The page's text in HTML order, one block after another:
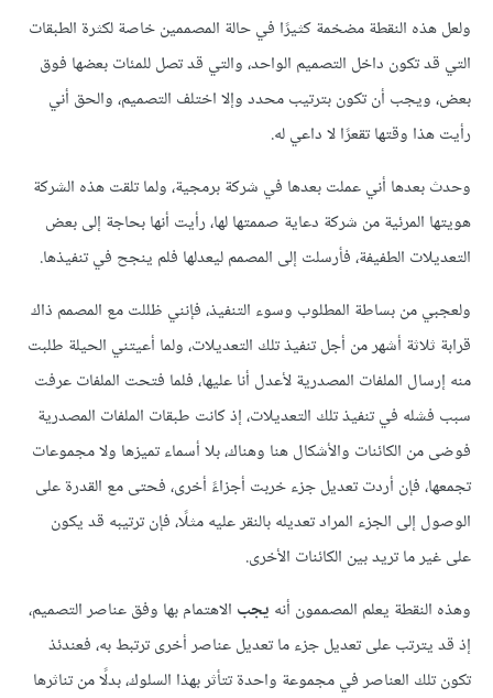
ولعل هذه النقطة مضخمة كثيرًا في حالة المصممين خاصة لكثرة الطبقات
التي قد تكون داخل التصميم الواحد، والتي قد تصل للمئات بعضها فوق
بعض، ويجب أن تكون بترتيب محدد وإلا اختلف التصميم، والحق أني
رأيت هذا وقتها تقعرًا لا داعي له.
وحدث بعدها أني عملت بعدها في شركة برمجية، ولما تلقت هذه الشركة
هويتها المرئية من شركة دعاية صممتها لها، رأيت أنها بحاجة إلى بعض
التعديلات الطفيفة، فأرسلت إلى المصمم ليعدلها فلم ينجح في تنفيذها.
ولعجبي من بساطة المطلوب وسوء التنفيذ، فإنني ظللت مع المصمم ذاك
قرابة ثلاثة أشهر من أجل تنفيذ تلك التعديلات، ولما أعيتني الحيلة طلبت
منه إرسال الملفات المصدرية لأعدل أنا عليها، فلما فتحت الملفات عرفت
سبب فشله في تنفيذ تلك التعديلات، إذ كانت طبقات الملفات المصدرية
فوضى من الكائنات والأشكال هنا وهناك، بلا أسماء تميزها ولا مجموعات
تجمعها، فإن أردت تعديل جزء خربت أجزاءً أخرى، فحتى مع القدرة على
الوصول إلى الجزء المراد تعديله بالنقر عليه مثلًا، فإن ترتيبه قد يكون
على غير ما تريد بين الكائنات الأخرى.
وهذه النقطة يعلم المصممون أنه يجب الاهتمام بها وفق عناصر التصميم،
إذ قد يترتب على تعديل جزء ما تعديل عناصر أخرى ترتبط به، فعندئذ
تكون تلك العناصر في مجموعة واحدة تتأثر بهذا السلوك، بدلًا من تناثرها